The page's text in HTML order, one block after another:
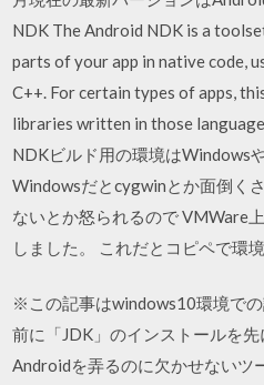
NDK The Android NDK is a
parts of your app in native code,
C++. For certain types of apps,
libraries written in those
NDKビルド用の環境はWindows
Windowsだとcygwinとか面倒く
ないとか怒られるので VMWare
しました。 これだとコピペで環
※この記事はwindows10環境で
前に「JDK」のインストールを
Androidを弄るのに欠かせないツ